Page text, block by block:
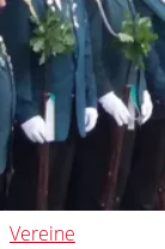
Vereine